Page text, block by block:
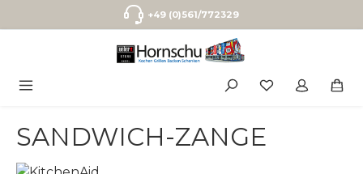
Zum Hauptinhalt springen+49 (0)561/772329
SANDWICH-ZANGE